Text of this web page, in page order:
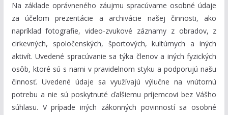
Na základe oprávneného záujmu spracúvame osobné údaje
za účelom prezentácie a archivácie našej činnosti, ako
napríklad fotografie, video-zvukové záznamy z obradov, z
cirkevných, spoločenských, športových, kultúrnych a iných
aktivít. Uvedené spracúvanie sa týka členov a iných fyzických
osôb, ktoré sú s nami v pravidelnom styku a podporujú našu
činnosť. Uvedené údaje sa využívajú výlučne na vnútornú
potrebu a nie sú poskytnuté ďalšiemu príjemcovi bez Vášho
súhlasu. V prípade iných zákonných povinností sa osobné